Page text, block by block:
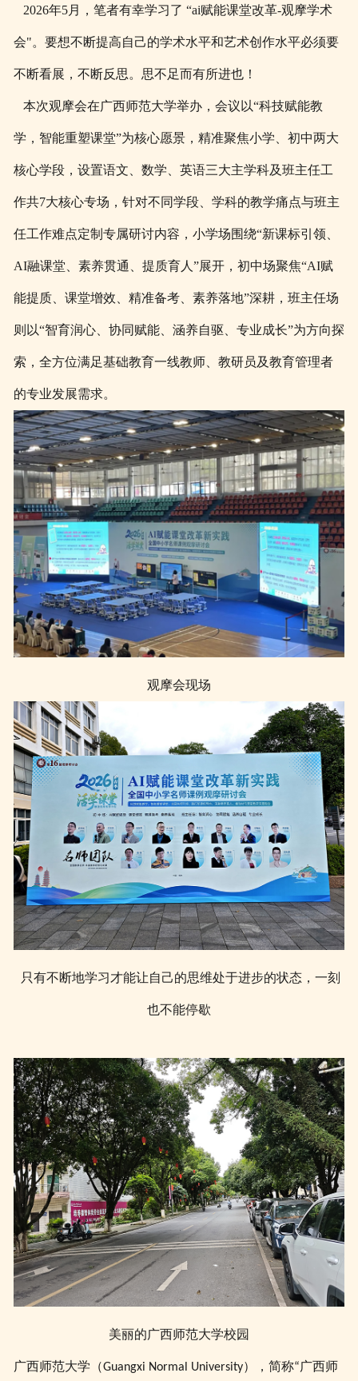
2026年5月，笔者有幸学习了 “ai赋能课堂改革-观摩学术
会"。要想不断提高自己的学术水平和艺术创作水平必须要
不断看展，不断反思。思不足而有所进也！
本次观摩会在广西师范大学举办，会议以“科技赋能教
学，智能重塑课堂”为核心愿景，精准聚焦小学、初中两大
核心学段，设置语文、数学、英语三大主学科及班主任工
作共7大核心专场，针对不同学段、学科的教学痛点与班主
任工作难点定制专属研讨内容，小学场围绕“新课标引领、
AI融课堂、素养贯通、提质育人”展开，初中场聚焦“AI赋
能提质、课堂增效、精准备考、素养落地”深耕，班主任场
则以“智育润心、协同赋能、涵养自驱、专业成长”为方向探
索，全方位满足基础教育一线教师、教研员及教育管理者
的专业发展需求。
观摩会现场
只有不断地学习才能让自己的思维处于进步的状态，一刻
也不能停歇
美丽的广西师范大学校园
广西师范大学（Guangxi Normal University），简称“广西师